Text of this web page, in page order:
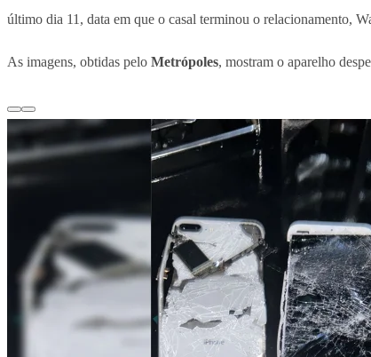
último dia 11, data em que o casal terminou o relacionamento,
As imagens, obtidas pelo Metrópoles, mostram o aparelho